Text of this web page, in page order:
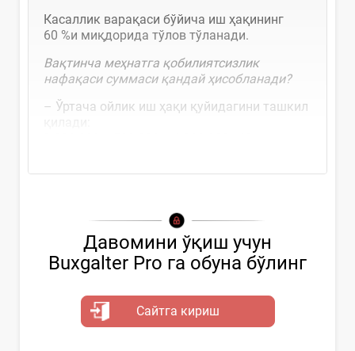
Касаллик варақаси бўйича иш ҳақининг
60 %и миқдорида тўлов тўланади.
Вақтинча меҳнатга қобилиятсизлик
нафақаси суммаси қандай ҳисобланади?
– Ўртача ойлик иш ҳақи қуйидагини ташкил
Давомини ўқиш учун
Buxgalter Pro га обуна бўлинг
Сайтга кириш